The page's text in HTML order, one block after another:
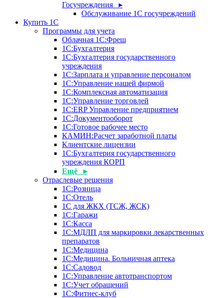
Госучреждения ▸
Обслуживание 1С госучреждений
Купить 1С
Программы для учета
Облачная 1С:Фреш
1С:Бухгалтерия
1С:Бухгалтерия государственного
учреждения
1С:Зарплата и управление персоналом
1С:Управление нашей фирмой
1С:Комплексная автоматизация
1С:Управление торговлей
1С:ERP Управление предприятием
1С:Документооборот
1C:Готовое рабочее место
КАМИН:Расчет заработной платы
Клиентские лицензии
1С:Бухгалтерия государственного
учреждения КОРП
Ещё ▸
Отраслевые решения
1С:Розница
1С:Отель
1С для ЖКХ (ТСЖ, ЖСК)
1С:Гаражи
1С:Касса
1С:МДЛП для маркировки лекарственных
препаратов
1С:Медицина
1С:Медицина. Больничная аптека
1С:Садовод
1С:Управление автотранспортом
1С:Учет обращений
1С:Фитнес-клуб